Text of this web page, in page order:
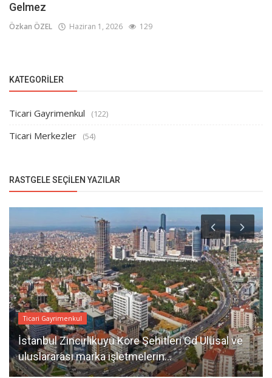
Gelmez
Özkan ÖZEL Haziran 1, 2026 129
KATEGORILER
Ticari Gayrimenkul (122)
Ticari Merkezler (54)
RASTGELE SEÇILEN YAZILAR
Ticari Gayrimenkul
İstanbul Zincirlikuyu Kore Şehitleri Cd Ulusal ve
uluslararası marka işletmelerin...